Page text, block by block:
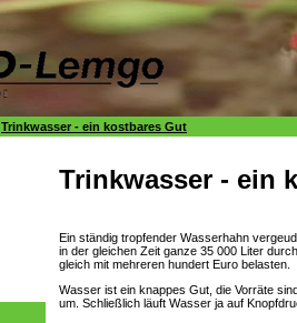
Trinkwasser - ein kostbares Gut
Trinkwasser - ein
Ein ständig tropfender Wasserhahn
in der gleichen Zeit ganze 35 000 Liter
gleich mit mehreren hundert Euro belasten.
Wasser ist ein knappes Gut, die Vorräte
um. Schließlich läuft Wasser ja auf